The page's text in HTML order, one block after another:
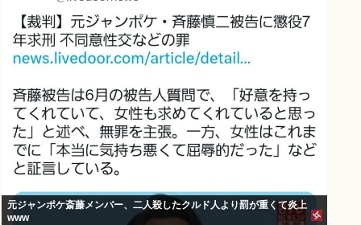
元ジャンポケ斎藤メンバー、二人殺したクルド人より罰が重くて炎上
www